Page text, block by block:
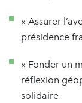
« Assurer
présidence
« Fonder un
réflexion
solidaire